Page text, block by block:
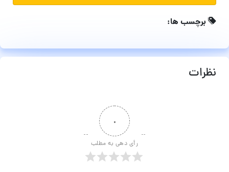
برچسب ها:
نظرات
۰
رأی دهی به مطلب